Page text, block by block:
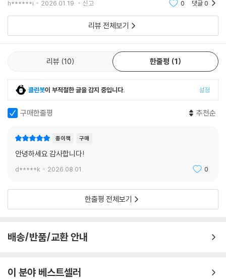
이 자연스럽게 담겨 있어 엄마 입장에서도 공
h******i 2026.01.19. 신고 0 댓글0
리뷰 전체보기
리뷰 10 한줄평 1
클린봇이 부적절한 글을 감지 중입니다. 설정
구매한줄평 추천순
종이책 구매
안녕하세요 감사합니다!
d*****k 2026.08.01. 0
한줄평 전체보기
배송/반품/교환 안내
이 분야 베스트셀러